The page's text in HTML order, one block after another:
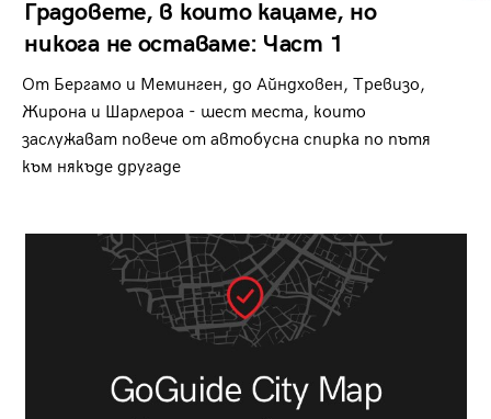
Градовете, в които кацаме, но
никога не оставаме: Част 1
От Бергамо и Меминген, до Айндховен, Тревизо,
Жирона и Шарлероа - шест места, които
заслужават повече от автобусна спирка по пътя
към някъде другаде